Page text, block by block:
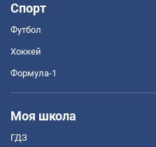
Спорт
Футбол
Хоккей
Формула-1
Моя школа
ГДЗ